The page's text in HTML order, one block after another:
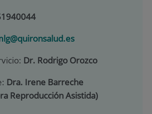
Dr. Rodrigo Orozco
Dra. Irene Barreche
Reproducción Asistida)